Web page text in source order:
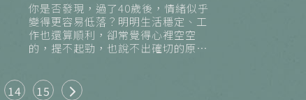
你是否發現，過了40歲後，情緒似乎
變得更容易低落？明明生活穩定、工
作也還算順利，卻常覺得心裡空空
的，提不起勁，也說不出確切的原
明顯的情緒
14 15